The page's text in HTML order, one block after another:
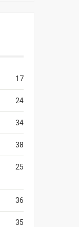
17
24
34
38
25
36
35